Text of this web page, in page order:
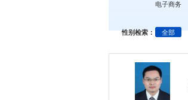
电子商务
性别检索： 全部